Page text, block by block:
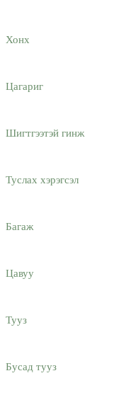
Хонх
Цагариг
Шигтгээтэй гинж
Туслах хэрэгсэл
Багаж
Цавуу
Тууз
Бусад тууз